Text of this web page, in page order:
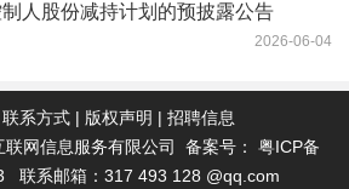
人股份减持计划的预披露公告
2026-06-04
联系方式 | 版权声明 | 招聘信息
网信息服务有限公司 备案号： 粤ICP备
联系邮箱：317 493 128 @qq.com